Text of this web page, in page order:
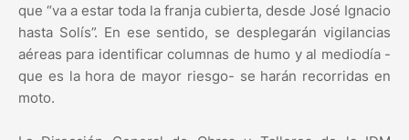
que “va a estar toda la franja cubierta, desde José Ignacio
hasta Solís”. En ese sentido, se desplegarán vigilancias
aéreas para identificar columnas de humo y al mediodía -
que es la hora de mayor riesgo- se harán recorridas en
moto.